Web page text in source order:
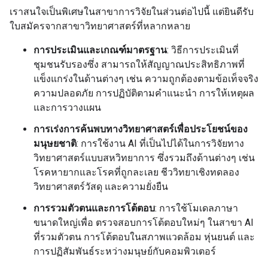
เราสนใจเป็นพิเศษในสาขาการวิจัยในส่วนต่อไปนี้ แต่ยินดีรับ
ใบสมัครจากสาขาวิทยาศาสตร์ที่หลากหลาย
การประเมินและเกณฑ์มาตรฐาน: วิธีการประเมินที่
ชุมชนรับรองซึ่ง สามารถให้สัญญาณประสิทธิภาพที่
แข็งแกร่งในด้านต่างๆ เช่น ความถูกต้องตามข้อเท็จจริง
ความปลอดภัย การปฏิบัติตามคำแนะนำ การให้เหตุผล
และการวางแผน
การเร่งการค้นพบทางวิทยาศาสตร์เพื่อประโยชน์ของ
มนุษยชาติ: การใช้งาน AI ที่เป็นไปได้ในการวิจัยทาง
วิทยาศาสตร์แบบสหวิทยาการ ซึ่งรวมถึงด้านต่างๆ เช่น
โรคหายากและโรคที่ถูกละเลย ชีววิทยาเชิงทดลอง
วิทยาศาสตร์วัสดุ และความยั่งยืน
การรวมตัวตนและการโต้ตอบ: การใช้โมเดลภาษา
ขนาดใหญ่เพื่อ ตรวจสอบการโต้ตอบใหม่ๆ ในสาขา AI
ที่รวมตัวตน การโต้ตอบในสภาพแวดล้อม หุ่นยนต์ และ
การปฏิสัมพันธ์ระหว่างมนุษย์กับคอมพิวเตอร์